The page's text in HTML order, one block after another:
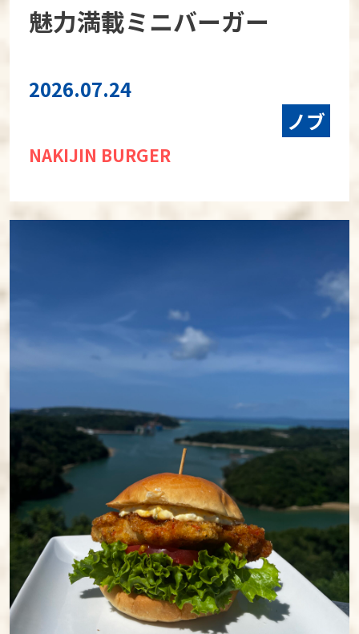
魅力満載ミニバーガー
2026.07.24
ノブ
NAKIJIN BURGER